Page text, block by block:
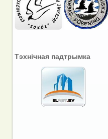
Тэхнічная падтрымка